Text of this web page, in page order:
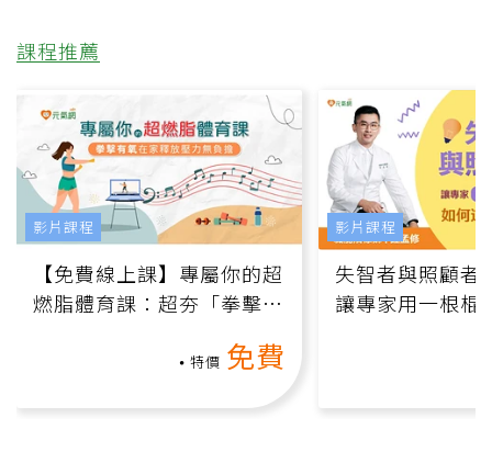
課程推薦
【免費線上課】專屬你的超
燃脂體育課：超夯「拳擊有
特價 免費
影片課程
失智者與照顧者
讓專家用一根棍
影片課程